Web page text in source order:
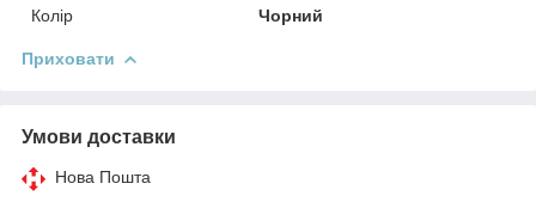
Колір
Чорний
Приховати
Умови доставки
Нова Пошта